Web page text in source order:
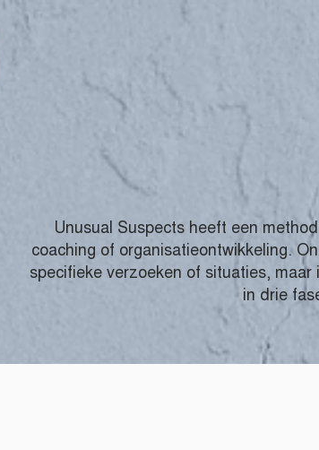
Unusual Suspects heeft een
coaching of organisatieontwikkeling.
specifieke verzoeken of situaties, maar
in drie